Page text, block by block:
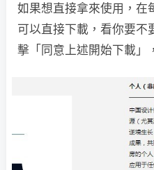
如果想直接拿來使用，在
可以直接下載，看你要不
擊「同意上述開始下載」